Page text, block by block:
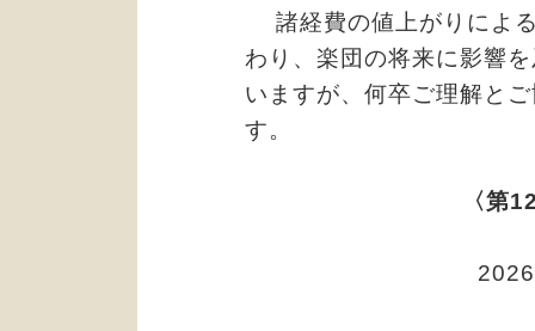
諸経費の値上がりによ
わり、楽団の将来に影響
いますが、何卒ご理解と
す。
〈第